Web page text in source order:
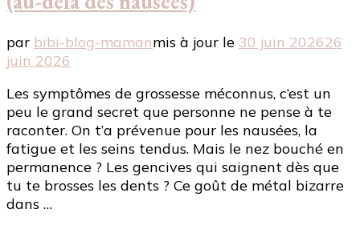
par bibi-blog-mamanmis à jour le 30 juin 202626
juin 2026
Les symptômes de grossesse méconnus, c’est un
peu le grand secret que personne ne pense à te
raconter. On t’a prévenue pour les nausées, la
fatigue et les seins tendus. Mais le nez bouché en
permanence ? Les gencives qui saignent dès que
tu te brosses les dents ? Ce goût de métal bizarre
dans …